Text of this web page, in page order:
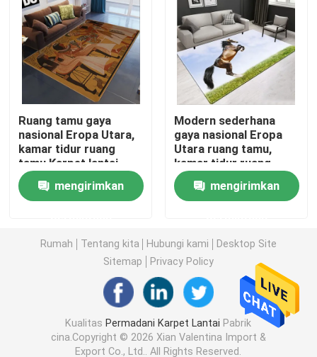
Karpet Lantai Ruang Tamu
Karpet anti air kamar mandi
Karpet Ruang Bermain Anak
Tikar Lantai Kursi
Karpet Dapur yang Bisa Dicuci
Tikar Papan Dart
Tikar Tangga Non Slip
Ruang tamu gaya
nasional Eropa Utara,
kamar tidur ruang
tamu Karpet lantai
mengirimkan
Modern sederhana
gaya nasional Eropa
Utara ruang tamu,
kamar tidur ruang
tamu lantai karpet
mengirimkan
Rumah Tentang kita Hubungi kami
Desktop Site
Sitemap
Privacy Policy
Kualitas Permadani Karpet Lantai Pabrik
cina.Copyright © 2026 Xian Valentina Import &
Export Co., Ltd.. All Rights Reserved.